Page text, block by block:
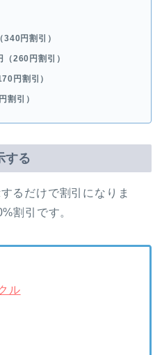
円割引）
260円割引）
円割引）
割引）
する
るだけで割引になりま
割引 です。
ル